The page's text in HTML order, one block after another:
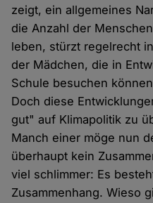
zeigt, ein allgemeines
die Anzahl der
leben, stürzt regelrecht
der Mädchen, die in
Schule besuchen
Doch diese
gut" auf Klimapolitik zu
Manch einer möge nun
überhaupt kein
viel schlimmer: Es
Zusammenhang. Wieso